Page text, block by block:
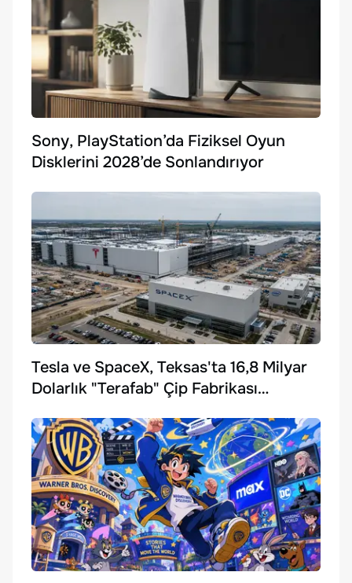
Sony, PlayStation’da Fiziksel Oyun
Disklerini 2028’de Sonlandırıyor
Tesla ve SpaceX, Teksas'ta 16,8 Milyar
Dolarlık "Terafab" Çip Fabrikası